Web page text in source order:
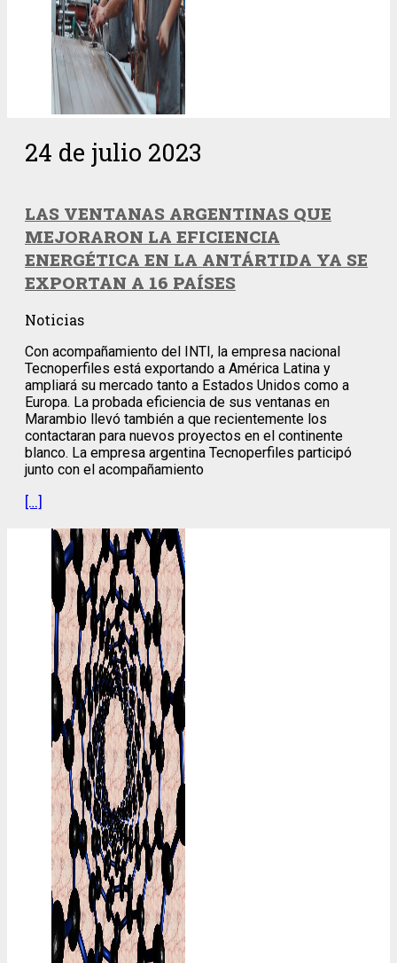
24 de julio 2023
LAS VENTANAS ARGENTINAS QUE
MEJORARON LA EFICIENCIA
ENERGÉTICA EN LA ANTÁRTIDA YA SE
EXPORTAN A 16 PAÍSES
Noticias
Con acompañamiento del INTI, la empresa nacional
Tecnoperfiles está exportando a América Latina y
ampliará su mercado tanto a Estados Unidos como a
Europa. La probada eficiencia de sus ventanas en
Marambio llevó también a que recientemente los
contactaran para nuevos proyectos en el continente
blanco. La empresa argentina Tecnoperfiles participó
junto con el acompañamiento
[…]